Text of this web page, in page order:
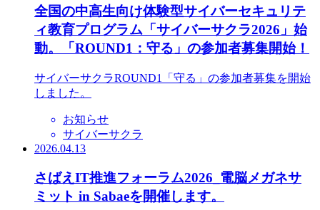
全国の中高生向け体験型サイバーセキュリテ
ィ教育プログラム「サイバーサクラ2026」始
動。「ROUND1：守る」の参加者募集開始！
サイバーサクラROUND1「守る」の参加者募集を開始
しました。
お知らせ
サイバーサクラ
2026.04.13
さばえIT推進フォーラム2026_電脳メガネサ
ミット in Sabaeを開催します。